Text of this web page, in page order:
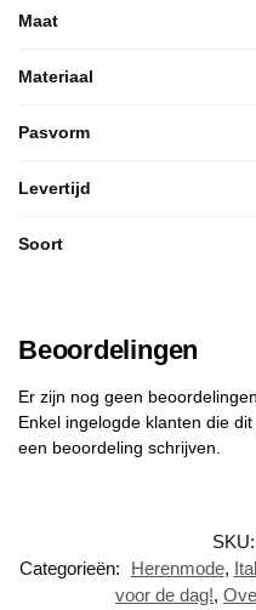
Maat
Materiaal
Pasvorm
Levertijd
Soort
Beoordelingen
Er zijn nog geen
Enkel ingelogde klanten die
een beoordeling schrijven.
SKU:
Categorieën:
Herenmode,
voor de dag!,